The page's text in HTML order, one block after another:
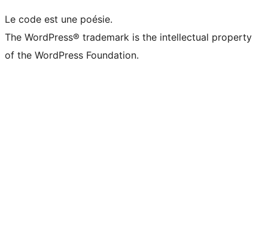
Le code est une poésie.
The WordPress® trademark is the intellectual property
of the WordPress Foundation.